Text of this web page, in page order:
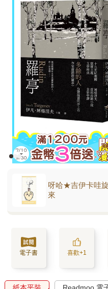
呀哈★吉伊卡哇
來
電子書 喜歡+1
紙本平裝 Readmoo 電